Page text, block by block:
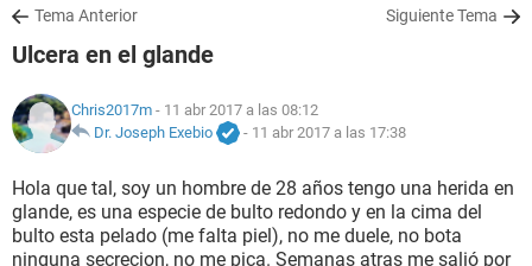
SALUD
NUTRICIÓN
BIENESTAR
SEXUALIDAD
Tema Anterior Siguiente Tema
Ulcera en el glande
Chris2017m - 11 abr 2017 a las 08:12
Dr. Joseph Exebio
- 11 abr 2017 a las 17:38
Hola que tal, soy un hombre de 28 años tengo una herida en
glande, es una especie de bulto redondo y en la cima del
bulto esta pelado (me falta piel), no me duele, no bota
ninguna secrecion, no me pica. Semanas atras me salió por